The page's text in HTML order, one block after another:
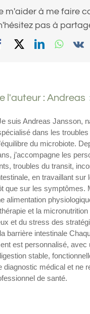
m'aider à me faire
pas à
FacebookLinkedIn
l'auteur : Andreas
suis Andreas Jansson,
dans les
du microbiote.
j’accompagne les
troubles du transit,
en travaillant sur
que sur les symptômes.
alimentation
et la
et du stress des
barrière intestinale
est personnalisé, avec
stable,
diagnostic médical et ne
de santé.